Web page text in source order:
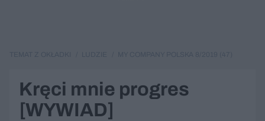
Kręci mnie progres
[WYWIAD]